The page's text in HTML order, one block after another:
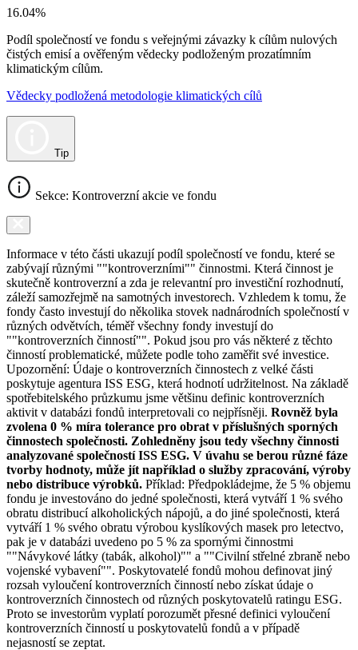
16.04%
Podíl společností ve fondu s veřejnými závazky k cílům nulových
čistých emisí a ověřeným vědecky podloženým prozatímním
klimatickým cílům.
Vědecky podložená metodologie klimatických cílů
Tip
Sekce: Kontroverzní akcie ve fondu
Informace v této části ukazují podíl společností ve fondu, které se
zabývají různými ""kontroverzními"" činnostmi. Která činnost je
skutečně kontroverzní a zda je relevantní pro investiční rozhodnutí,
záleží samozřejmě na samotných investorech. Vzhledem k tomu, že
fondy často investují do několika stovek nadnárodních společností v
různých odvětvích, téměř všechny fondy investují do
""kontroverzních činností"". Pokud jsou pro vás některé z těchto
činností problematické, můžete podle toho zaměřit své investice.
Upozornění: Údaje o kontroverzních činnostech z velké části
poskytuje agentura ISS ESG, která hodnotí udržitelnost. Na základě
spotřebitelského průzkumu jsme většinu definic kontroverzních
aktivit v databázi fondů interpretovali co nejpřísněji. Rovněž byla
zvolena 0 % míra tolerance pro obrat v příslušných sporných
činnostech společnosti. Zohledněny jsou tedy všechny činnosti
analyzované společností ISS ESG. V úvahu se berou různé fáze
tvorby hodnoty, může jít například o služby zpracování, výroby
nebo distribuce výrobků. Příklad: Předpokládejme, že 5 % objemu
fondu je investováno do jedné společnosti, která vytváří 1 % svého
obratu distribucí alkoholických nápojů, a do jiné společnosti, která
vytváří 1 % svého obratu výrobou kyslíkových masek pro letectvo,
pak je v databázi uvedeno po 5 % za spornými činnostmi
""Návykové látky (tabák, alkohol)"" a ""Civilní střelné zbraně nebo
vojenské vybavení"". Poskytovatelé fondů mohou definovat jiný
rozsah vyloučení kontroverzních činností nebo získat údaje o
kontroverzních činnostech od různých poskytovatelů ratingu ESG.
Proto se investorům vyplatí porozumět přesné definici vyloučení
kontroverzních činností u poskytovatelů fondů a v případě
nejasností se zeptat.